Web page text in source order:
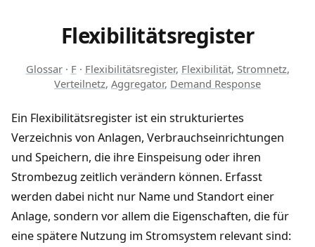
Flexibilitätsregister
Glossar· F· Flexibilitätsregister, Flexibilität, Stromnetz,
Verteilnetz, Aggregator, Demand Response
Ein Flexibilitätsregister ist ein strukturiertes
Verzeichnis von Anlagen, Verbrauchseinrichtungen
und Speichern, die ihre Einspeisung oder ihren
Strombezug zeitlich verändern können. Erfasst
werden dabei nicht nur Name und Standort einer
Anlage, sondern vor allem die Eigenschaften, die für
eine spätere Nutzung im Stromsystem relevant sind: